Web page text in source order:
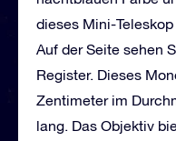
dieses Mini-
Auf der Seite sehen
Register. Dieses
Zentimeter im
lang. Das Objektiv